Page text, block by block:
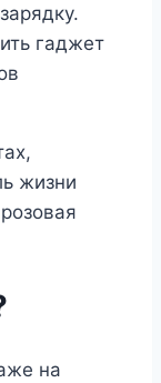
гаджет
жизни
на